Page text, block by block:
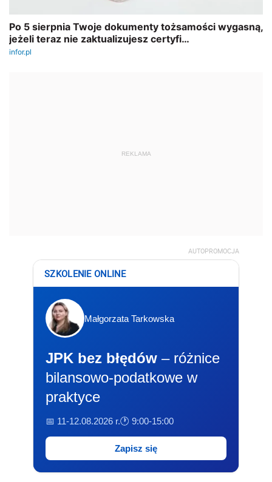
REKLAMA
AUTOPROMOCJA
SZKOLENIE ONLINE
Małgorzata Tarkowska
JPK bez błędów – różnice
bilansowo-podatkowe w
praktyce
📅 11-12.08.2026 r.🕐 9:00-15:00
Zapisz się